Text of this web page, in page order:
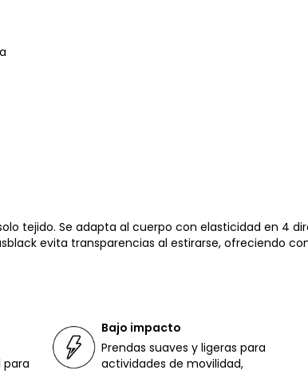
tejido. Se adapta al cuerpo con elasticidad en 4
evita transparencias al estirarse, ofreciendo
para
Bajo impacto
Prendas suaves y ligeras para
actividades de movilidad,